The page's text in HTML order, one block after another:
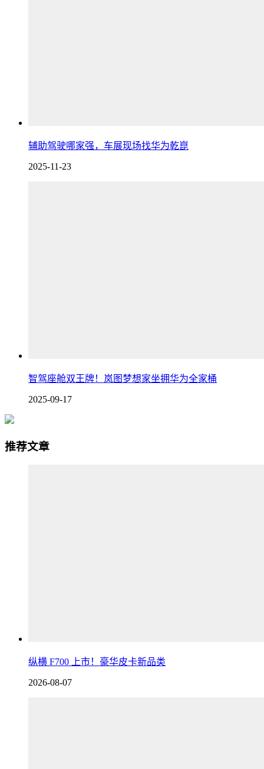
辅助驾驶哪家强，车展现场找华为乾崑
2025-11-23
智驾座舱双王牌！岚图梦想家坐拥华为全家桶
2025-09-17
推荐文章
纵横 F700 上市！豪华皮卡新品类
2026-08-07